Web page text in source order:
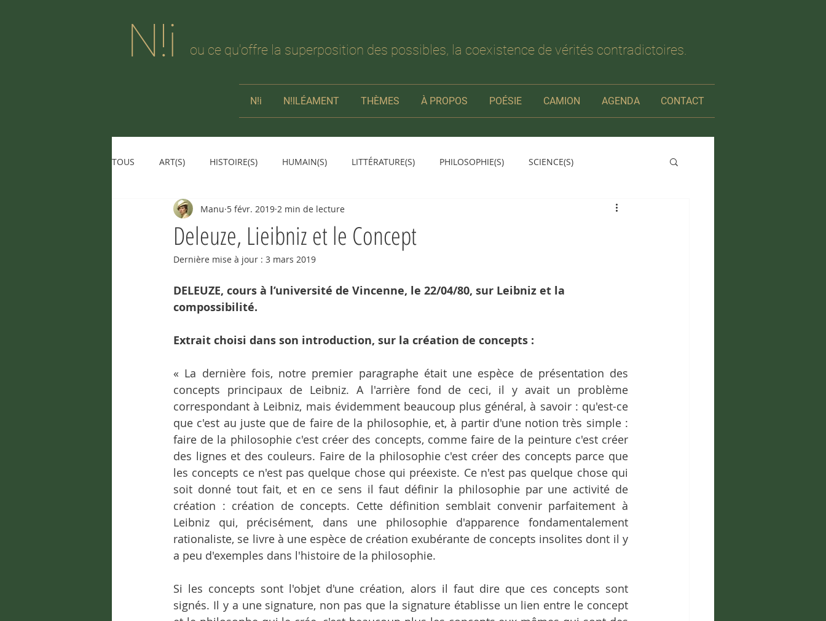
N!i ou ce qu'offre la superposition des possibles, la coexistence de vérités contradictoires.
N!i N!ILÉAMENT THÈMES À PROPOS POÉSIE CAMION AGENDA CONTACT
TOUS ART(S) HISTOIRE(S) HUMAIN(S) LITTÉRATURE(S) PHILOSOPHIE(S) SCIENCE(S)
Deleuze, Lieibniz et le Concept
Manu 5 févr. 2019 2 min de lecture
Dernière mise à jour : 3 mars 2019
DELEUZE, cours à l’université de Vincenne, le 22/04/80, sur Leibniz et la
compossibilité.
Extrait choisi dans son introduction, sur la création de concepts :
« La dernière fois, notre premier paragraphe était une espèce de présentation des
concepts principaux de Leibniz. A l'arrière fond de ceci, il y avait un problème
correspondant à Leibniz, mais évidemment beaucoup plus général, à savoir : qu'est-ce
que c'est au juste que de faire de la philosophie, et, à partir d'une notion très simple :
faire de la philosophie c'est créer des concepts, comme faire de la peinture c'est créer
des lignes et des couleurs. Faire de la philosophie c'est créer des concepts parce que
les concepts ce n'est pas quelque chose qui préexiste. Ce n'est pas quelque chose qui
soit donné tout fait, et en ce sens il faut définir la philosophie par une activité de
création : création de concepts. Cette définition semblait convenir parfaitement à
Leibniz qui, précisément, dans une philosophie d'apparence fondamentalement
rationaliste, se livre à une espèce de création exubérante de concepts insolites dont il y
a peu d'exemples dans l'histoire de la philosophie.
Si les concepts sont l'objet d'une création, alors il faut dire que ces concepts sont
signés. Il y a une signature, non pas que la signature établisse un lien entre le concept